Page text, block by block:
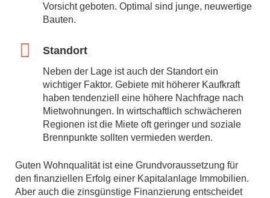
Vorsicht geboten. Optimal sind junge, neuwertige
Bauten.
Standort
Neben der Lage ist auch der Standort ein
wichtiger Faktor. Gebiete mit höherer Kaufkraft
haben tendenziell eine höhere Nachfrage nach
Mietwohnungen. In wirtschaftlich schwächeren
Regionen ist die Miete oft geringer und soziale
Brennpunkte sollten vermieden werden.
Guten Wohnqualität ist eine Grundvoraussetzung für
den finanziellen Erfolg einer Kapitalanlage Immobilien.
Aber auch die zinsgünstige Finanzierung entscheidet